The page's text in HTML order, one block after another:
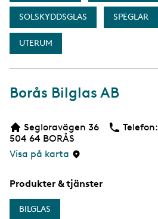
SOLSKYDDSGLAS SPEGLAR
UTERUM
Borås Bilglas AB
Segloravägen 36
504 64 BORÅS
Visa på karta
Telefon:
Produkter & tjänster
BILGLAS